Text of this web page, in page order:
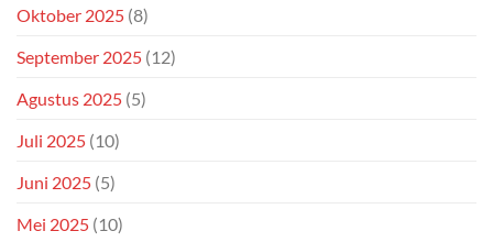
Oktober 2025 (8)
September 2025 (12)
Agustus 2025 (5)
Juli 2025 (10)
Juni 2025 (5)
Mei 2025 (10)